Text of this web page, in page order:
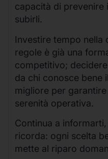
capacità di prevenire
subirli.
Investire tempo nella
regole è già una
competitivo;
da chi conosce bene
migliore per
serenità operativa.
Continua a
ricorda: ogni scelta
mette al riparo